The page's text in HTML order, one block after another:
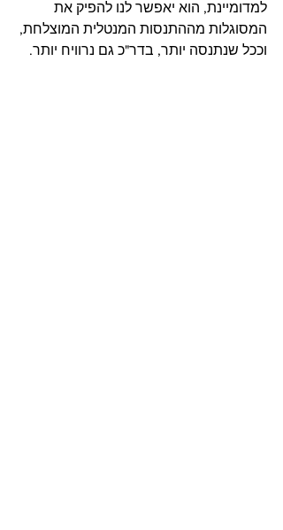
למדומיינת, הוא יאפשר לנו להפיק את
המסוגלות מההתנסות המנטלית המוצלחת,
וככל שנתנסה יותר, בדר"כ גם נרוויח יותר.